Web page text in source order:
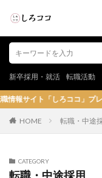
新卒採用・就活 転職活動
レオープンしました。
HOME 転職・中途
CATEGORY
転職・中途採用